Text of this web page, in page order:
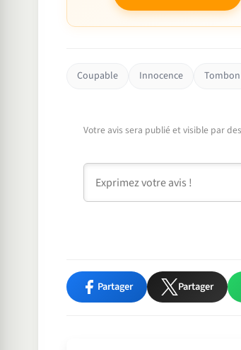
Coupable Innocence
Votre avis sera publié et visible par
Partager Partager